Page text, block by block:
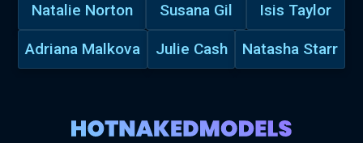
Natalie Norton Susana Gil Isis Taylor
Adriana Malkova Julie Cash Natasha Starr